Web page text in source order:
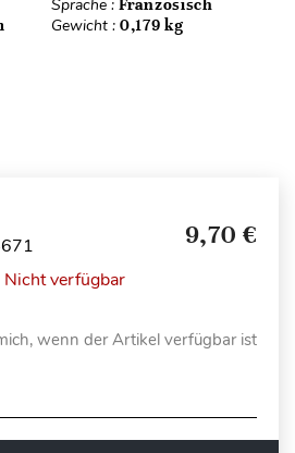
Sprache : Französisch
Gewicht : 0,179 kg
9,70 €
Nicht verfügbar
wenn der Artikel verfügbar ist